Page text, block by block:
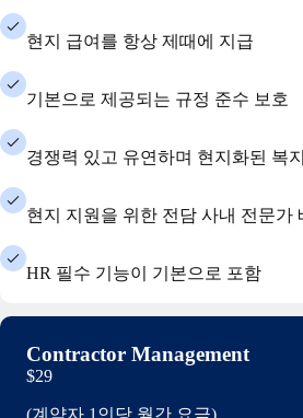
현지 급여를 항상 제때에 지급
기본으로 제공되는 규정 준수 보호
경쟁력 있고 유연하며 현지화된 복
현지 지원을 위한 전담 사내 전문가
HR 필수 기능이 기본으로 포함
Contractor Management
$29